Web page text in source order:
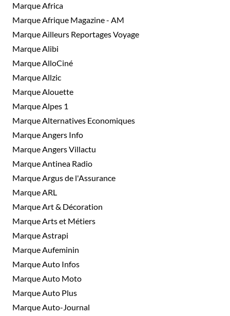
Marque Africa
Marque Afrique Magazine - AM
Marque Ailleurs Reportages Voyage
Marque Alibi
Marque AlloCiné
Marque Allzic
Marque Alouette
Marque Alpes 1
Marque Alternatives Economiques
Marque Angers Info
Marque Angers Villactu
Marque Antinea Radio
Marque Argus de l'Assurance
Marque ARL
Marque Art & Décoration
Marque Arts et Métiers
Marque Astrapi
Marque Aufeminin
Marque Auto Infos
Marque Auto Moto
Marque Auto Plus
Marque Auto-Journal